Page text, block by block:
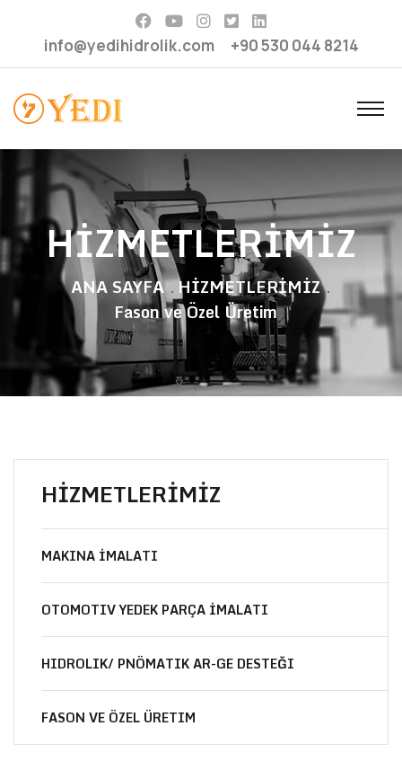
info@yedihidrolik.com +90 530 044 8214
HİZMETLERİMİZ
ANA SAYFA HİZMETLERİMİZ
Fason ve Özel Üretim
HİZMETLERİMİZ
MAKINA İMALATI
OTOMOTIV YEDEK PARÇA İMALATI
HIDROLIK/ PNÖMATIK AR-GE DESTEĞI
FASON VE ÖZEL ÜRETIM